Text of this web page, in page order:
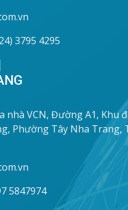
3795 4295
nhà VCN, Đường A1, Khu
Phường Tây Nha Trang,
5847974